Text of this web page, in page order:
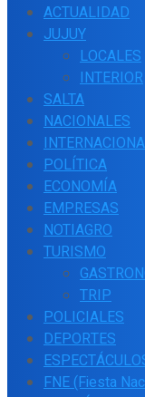
ACTUALIDAD
JUJUY
LOCALES
INTERIOR
SALTA
NACIONALES
POLÍTICA
ECONOMÍA
EMPRESAS
NOTIAGRO
TURISMO
TRIP
POLICIALES
DEPORTES
FNE (Fiesta